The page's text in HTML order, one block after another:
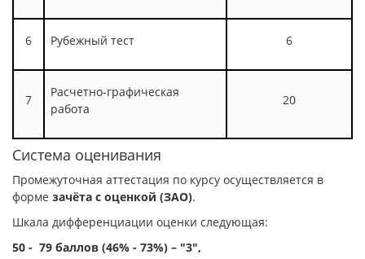
6 Рубежный тест 6
7
Расчетно-графическая
работа
20
Система оценивания
Промежуточная аттестация по курсу осуществляется в
форме зачёта с оценкой (ЗАО).
Шкала дифференциации оценки следующая:
50 - 79 баллов (46% - 73%) – "3",